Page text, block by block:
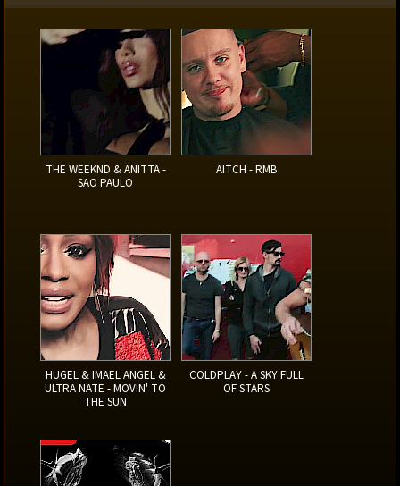
THE WEEKND & ANITTA -
SAO PAULO
AITCH - RMB
HUGEL & IMAEL ANGEL &
ULTRA NATE - MOVIN' TO
THE SUN
COLDPLAY - A SKY FULL
OF STARS